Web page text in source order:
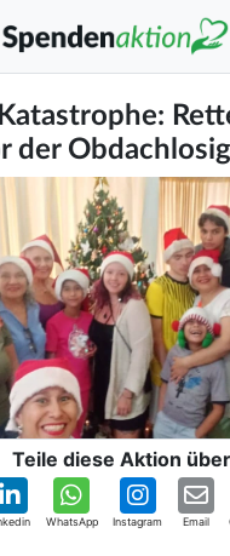
der
Teile diese Aktion
WhatsApp Instagram Email